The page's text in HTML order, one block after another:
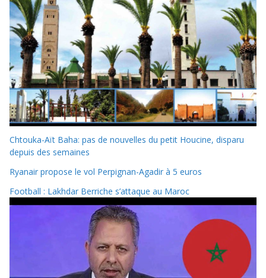
Chtouka-Aït Baha: pas de nouvelles du petit Houcine, disparu
depuis des semaines
Ryanair propose le vol Perpignan-Agadir à 5 euros
Football : Lakhdar Berriche s’attaque au Maroc